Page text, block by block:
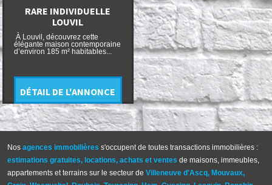
RARE INDIVIDUELLE
LOUVIL
À Louvil, découvrez cette
élégante maison contemporaine
d’environ 185 m² habitables...
DÉTAIL DE L'ANNONCE
Nos agences immobilières s'occupent de toutes transactions immobilières :
estimations gratuites, locations, achats et ventes de maisons, immeubles,
appartements et terrains sur le secteur de Villeneuve d'Ascq, Mouvaux,